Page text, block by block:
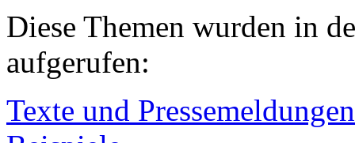
Diese Themen wurden in
aufgerufen:
Texte und